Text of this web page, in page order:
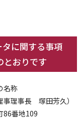
に関する事項
とおりです
名称
事理事長 塚田芳久）
86番地109